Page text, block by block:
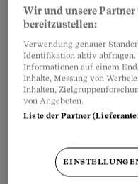
ihn die Vögel.
An einem Morgen
zwei Polizeibeamte,
Träumen rissen.
geht uns nichts an»,
nicht!» Feisslis
Wir und unsere Partner
bereitzustellen:
Verwendung genauer
Identifikation aktiv
Informationen auf einem
Inhalte, Messung von
Inhalten,
von Angeboten.
Liste der Partner